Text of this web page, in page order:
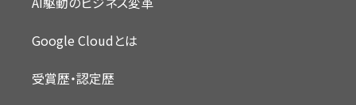
Google Cloudとは
受賞歴・認定歴